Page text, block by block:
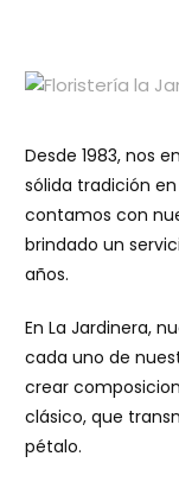
Desde 1983, nos
sólida tradición
contamos con
brindado un
años.
En La Jardinera,
cada uno de
crear
clásico, que
pétalo.